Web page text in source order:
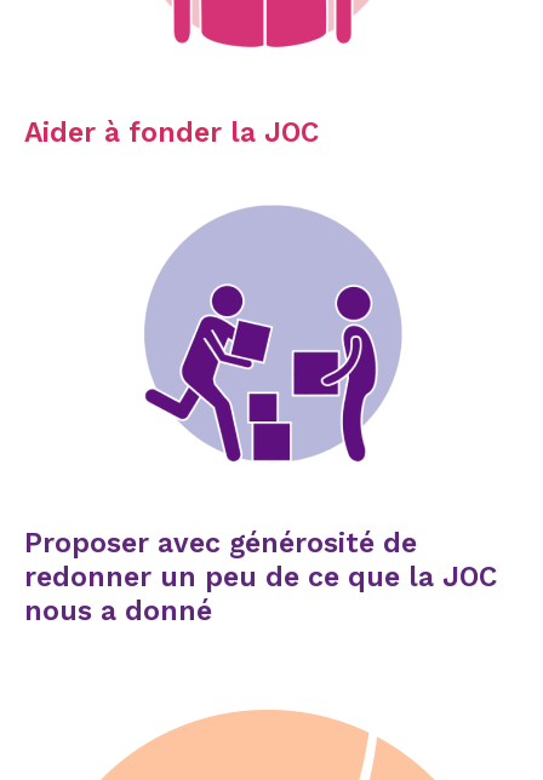
Aider à fonder la JOC
Proposer avec générosité de
redonner un peu de ce que la JOC
nous a donné